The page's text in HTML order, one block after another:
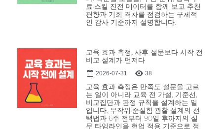
료·스킬 진전 데이터를 함께 보고 추천
편향과 기회 격차를 점검하는 구체적
인 감사 기준까지 설명합니다.
교육 효과 측정, 사후 설문보다 시작 전
비교 설계가 먼저다
2026-07-31 38
교육 효과 측정은 만족도 설문을 고르
는 일이 아니라 교육 전 가설, 기준선,
비교집단과 판정 규칙을 설계하는 일
입니다. 무작위·준실험·관찰 설계의 선
택법과 6주 전부터 90일 후까지의 실
무 타임라인을 현업 적용 기준으로 정